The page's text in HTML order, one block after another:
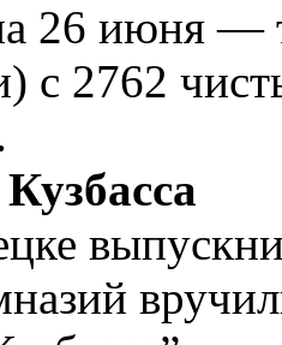
26 июня —
с 2762